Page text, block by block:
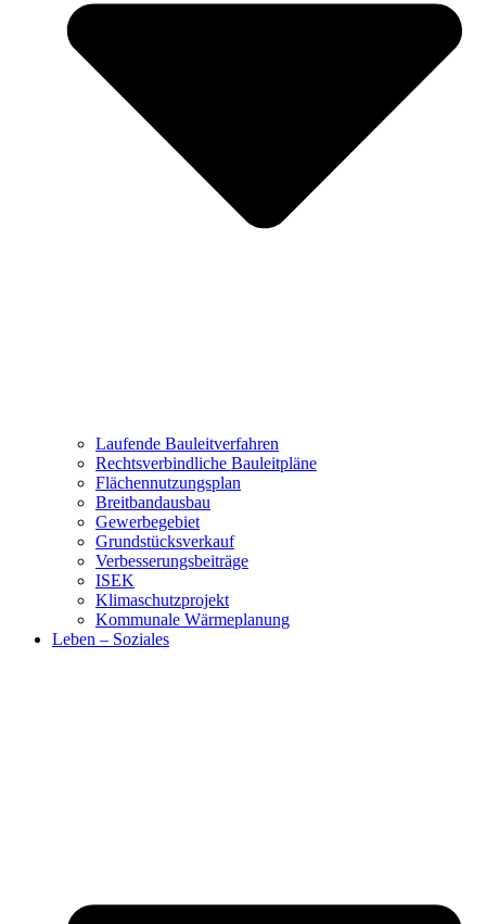
Laufende Bauleitverfahren
Rechtsverbindliche Bauleitpläne
Flächennutzungsplan
Breitbandausbau
Gewerbegebiet
Grundstücksverkauf
Verbesserungsbeiträge
ISEK
Klimaschutzprojekt
Kommunale Wärmeplanung
Leben – Soziales